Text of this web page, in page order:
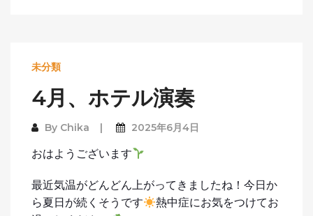
未分類
4月、ホテル演奏
By Chika 2025年6月4日
おはようございます
最近気温がどんどん上がってきましたね！今日か
ら夏日が続くそうです
熱中症にお気をつけてお